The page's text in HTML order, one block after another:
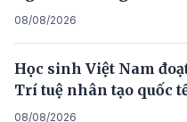
08/08/2026
Học sinh Việt Nam
Trí tuệ nhân tạo quốc
08/08/2026